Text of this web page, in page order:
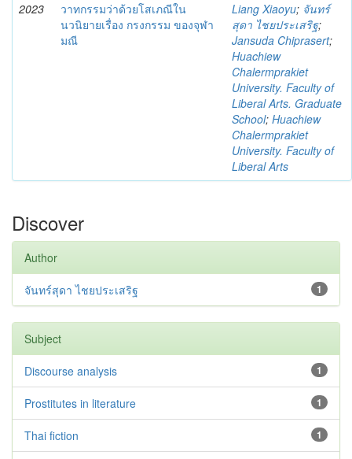
2023
วาทกรรมว่าด้วยโสเภณีใน
นวนิยายเรื่อง กรงกรรม ของจุฬา
มณี
Liang Xiaoyu; จันทร์
สุดา ไชยประเสริฐ;
Jansuda Chiprasert;
Huachiew
Chalermprakiet
University. Faculty of
Liberal Arts. Graduate
School; Huachiew
Chalermprakiet
University. Faculty of
Liberal Arts
Discover
Author
1
จันทร์สุดา ไชยประเสริฐ
Subject
1
Discourse analysis
1
Prostitutes in literature
1
Thai fiction